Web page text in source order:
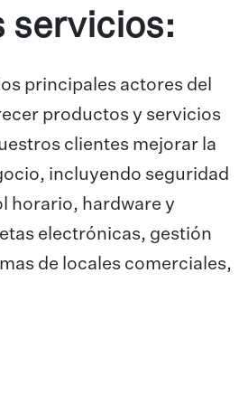
servicios:
principales actores del
productos y servicios
clientes mejorar la
incluyendo seguridad
horario, hardware y
electrónicas, gestión
de locales comerciales,